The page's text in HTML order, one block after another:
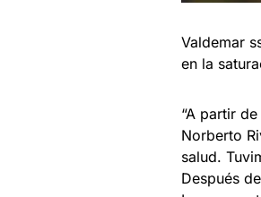
Valdemar
en la
“A partir
Norberto
salud.
Después